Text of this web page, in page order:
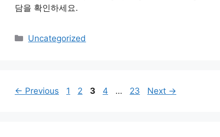
담을 확인하세요.
Categories
Uncategorized
← Previous Page
1 Page
2 Page
3 Page
4 … Page
23 Next →